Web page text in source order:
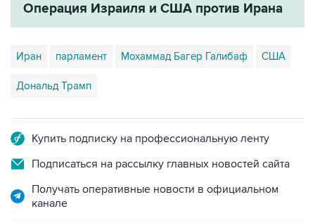
Операция Израиля и США против Ирана
Иран парламент Мохаммад Багер Галибаф США
Дональд Трамп
Купить подписку на профессиональную ленту
Подписаться на рассылку главных новостей сайта
Получать оперативные новости в официальном
канале